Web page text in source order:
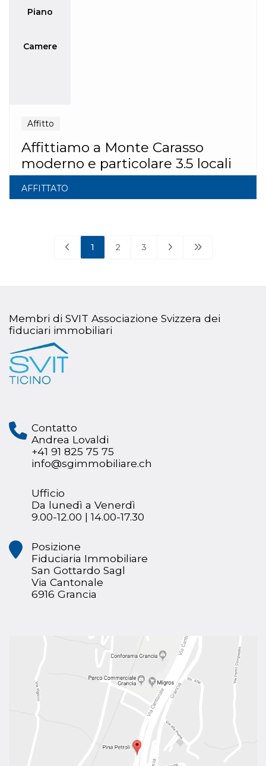
Piano
Camere
Affitto
Affittiamo a Monte Carasso
moderno e particolare 3.5 locali
AFFITTATO
1 2 3
Membri di SVIT Associazione Svizzera dei
fiduciari immobiliari
Contatto
Andrea Lovaldi
+41 91 825 75 75
info@sgimmobiliare.ch
Ufficio
Da lunedì a Venerdì
9.00-12.00 | 14.00-17.30
Posizione
Fiduciaria Immobiliare
San Gottardo Sagl
Via Cantonale
6916 Grancia